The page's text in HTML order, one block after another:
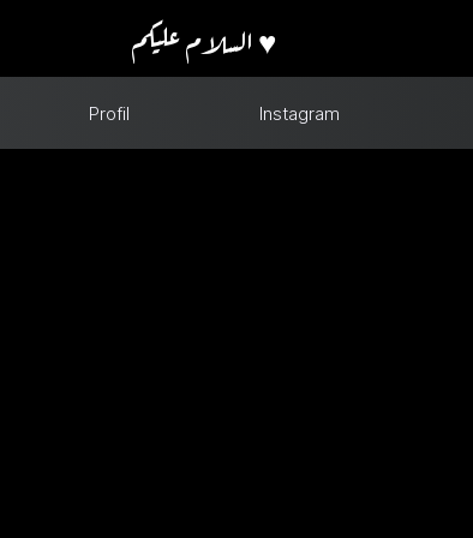
السلام عليكم ♥️
Profil Instagram